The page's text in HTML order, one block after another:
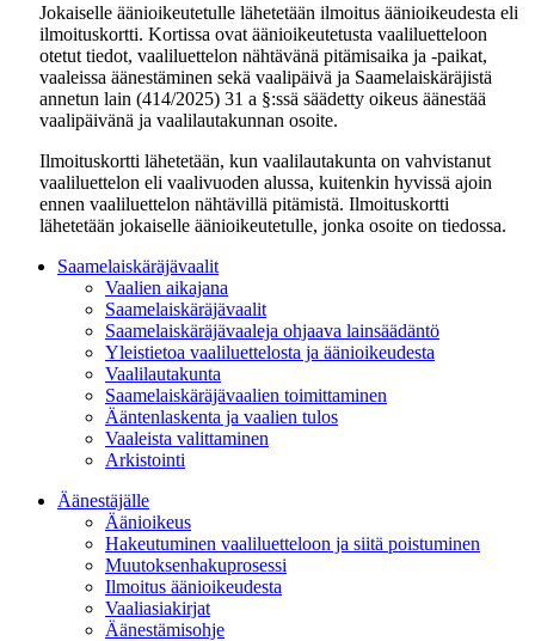
Jokaiselle äänioikeutetulle lähetetään ilmoitus äänioikeudesta eli
ilmoituskortti. Kortissa ovat äänioikeutetusta vaaliluetteloon
otetut tiedot, vaaliluettelon nähtävänä pitämisaika ja -paikat,
vaaleissa äänestäminen sekä vaalipäivä ja Saamelaiskäräjistä
annetun lain (414/2025) 31 a §:ssä säädetty oikeus äänestää
vaalipäivänä ja vaalilautakunnan osoite.
Ilmoituskortti lähetetään, kun vaalilautakunta on vahvistanut
vaaliluettelon eli vaalivuoden alussa, kuitenkin hyvissä ajoin
ennen vaaliluettelon nähtävillä pitämistä. Ilmoituskortti
lähetetään jokaiselle äänioikeutetulle, jonka osoite on tiedossa.
Saamelaiskäräjävaalit
Vaalien aikajana
Saamelaiskäräjävaalit
Saamelaiskäräjävaaleja ohjaava lainsäädäntö
Yleistietoa vaaliluettelosta ja äänioikeudesta
Vaalilautakunta
Saamelaiskäräjävaalien toimittaminen
Ääntenlaskenta ja vaalien tulos
Vaaleista valittaminen
Arkistointi
Äänestäjälle
Äänioikeus
Hakeutuminen vaaliluetteloon ja siitä poistuminen
Muutoksenhakuprosessi
Ilmoitus äänioikeudesta
Vaaliasiakirjat
Äänestämisohje